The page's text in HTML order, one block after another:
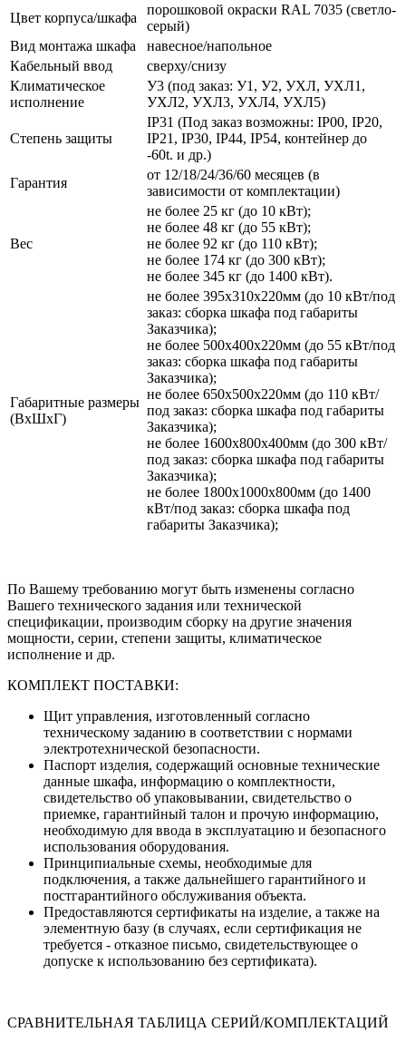
Цвет корпуса/шкафа
порошковой окраски RAL 7035 (светло-
серый)
Вид монтажа шкафа
навесное/напольное
Кабельный ввод
сверху/снизу
Климатическое
исполнение
У3 (под заказ: У1, У2, УХЛ, УХЛ1,
УХЛ2, УХЛ3, УХЛ4, УХЛ5)
Степень защиты
IP31 (Под заказ возможны: IP00, IP20,
IP21, IP30, IP44, IP54, контейнер до
-60t. и др.)
Гарантия
от 12/18/24/36/60 месяцев (в
зависимости от комплектации)
Вес
не более 25 кг (до 10 кВт);
не более 48 кг (до 55 кВт);
не более 92 кг (до 110 кВт);
не более 174 кг (до 300 кВт);
не более 345 кг (до 1400 кВт).
Габаритные размеры
(ВхШхГ)
не более 395х310х220мм (до 10 кВт/под
заказ: сборка шкафа под габариты
Заказчика);
не более 500х400х220мм (до 55 кВт/под
заказ: сборка шкафа под габариты
Заказчика);
не более 650х500х220мм (до 110 кВт/
под заказ: сборка шкафа под габариты
Заказчика);
не более 1600х800х400мм (до 300 кВт/
под заказ: сборка шкафа под габариты
Заказчика);
не более 1800х1000х800мм (до 1400
кВт/под заказ: сборка шкафа под
габариты Заказчика);
По Вашему требованию могут быть изменены согласно
Вашего технического задания или технической
спецификации, производим сборку на другие значения
мощности, серии, степени защиты, климатическое
исполнение и др.
КОМПЛЕКТ ПОСТАВКИ:
Щит управления, изготовленный согласно
техническому заданию в соответствии с нормами
электротехнической безопасности.
Паспорт изделия, содержащий основные технические
данные шкафа, информацию о комплектности,
свидетельство об упаковывании, свидетельство о
приемке, гарантийный талон и прочую информацию,
необходимую для ввода в эксплуатацию и безопасного
использования оборудования.
Принципиальные схемы, необходимые для
подключения, а также дальнейшего гарантийного и
постгарантийного обслуживания объекта.
Предоставляются сертификаты на изделие, а также на
элементную базу (в случаях, если сертификация не
требуется - отказное письмо, свидетельствующее о
допуске к использованию без сертификата).
СРАВНИТЕЛЬНАЯ ТАБЛИЦА СЕРИЙ/КОМПЛЕКТАЦИЙ